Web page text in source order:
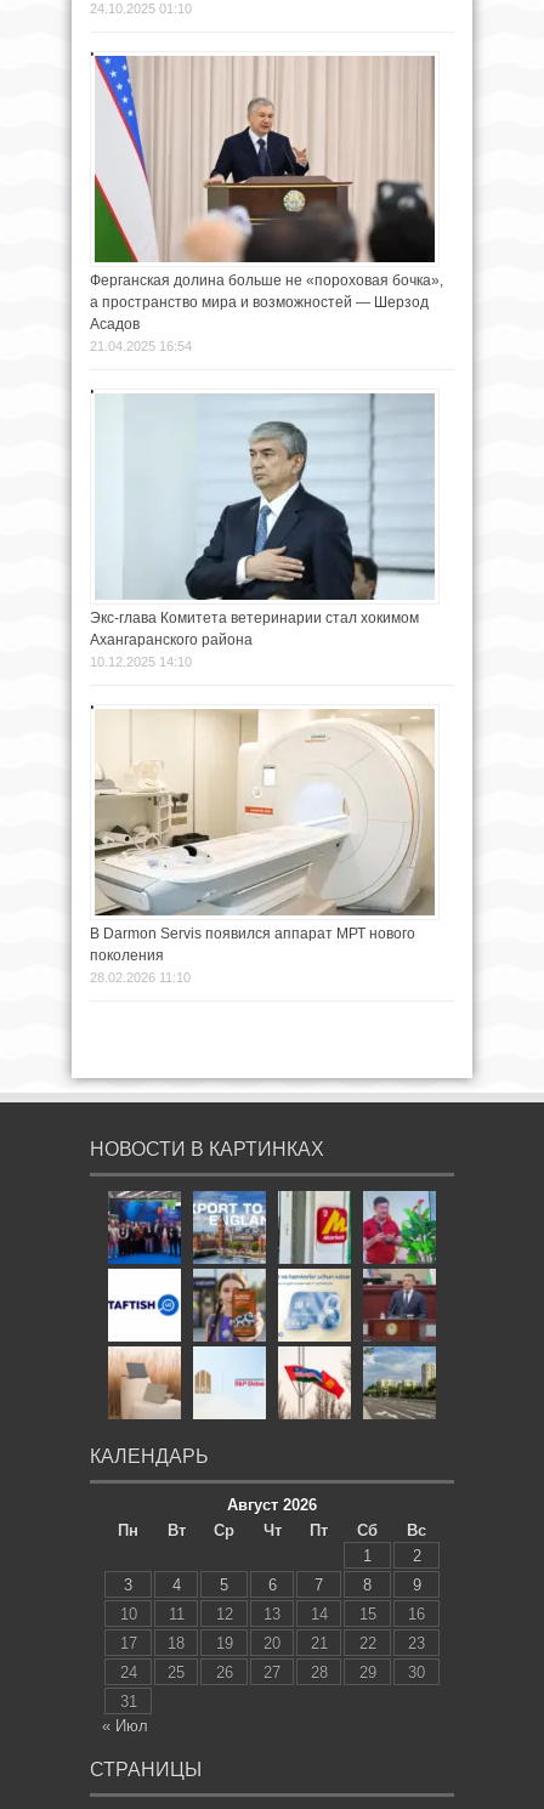
24.10.2025 01:10
Ферганская долина больше не «пороховая бочка»,
а пространство мира и возможностей — Шерзод
Асадов
21.04.2025 16:54
Экс-глава Комитета ветеринарии стал хокимом
Ахангаранского района
10.12.2025 14:10
В Darmon Servis появился аппарат МРТ нового
поколения
28.02.2026 11:10
НОВОСТИ В КАРТИНКАХ
КАЛЕНДАРЬ
Август 2026
Пн
Вт Ср Чт Пт Сб
Вс
1
2
3
4 5 6 7 8
9
10
11 12 13 14 15
16
17
18 19 20 21 22
23
24
25 26 27 28 29
30
31
« Июл
СТРАНИЦЫ